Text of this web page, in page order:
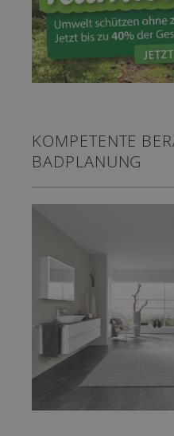
KOMPETENTE
BADPLANUNG